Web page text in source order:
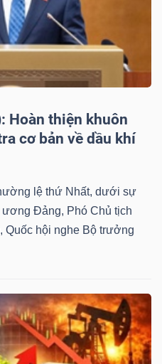
Hoàn thiện khuôn
cơ bản về dầu khí
lệ thứ Nhất, dưới sự
Đảng, Phó Chủ tịch
Quốc hội nghe Bộ trưởng